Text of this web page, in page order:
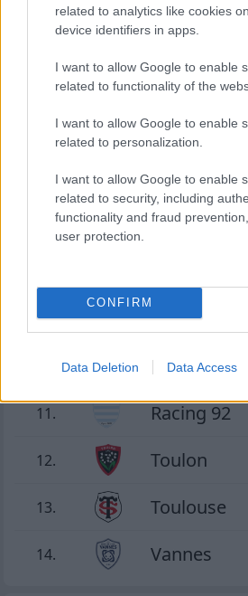
related to analytics like cookies
device identifiers in apps.
I want to allow Google to enable
related to functionality of the
I want to allow Google to enable
related to personalization.
I want to allow Google to enable
related to security, including
functionality and fraud
user protection.
CONFIRM
Data Deletion Data Access
à vos sources
29.03 à
Toulouse -
Classement
Perpignan
11. Racing 92
12. Toulon
13. Toulouse
14. Vannes